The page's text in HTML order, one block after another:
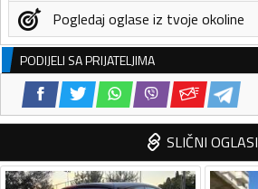
Pogledaj oglase iz tvoje okoline
PODIJELI SA PRIJATELJIMA
SLIČNI OGLASI